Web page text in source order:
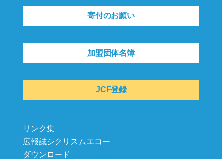
寄付のお願い
加盟団体名簿
JCF登録
リンク集
広報誌シクリスムエコー
ダウンロード